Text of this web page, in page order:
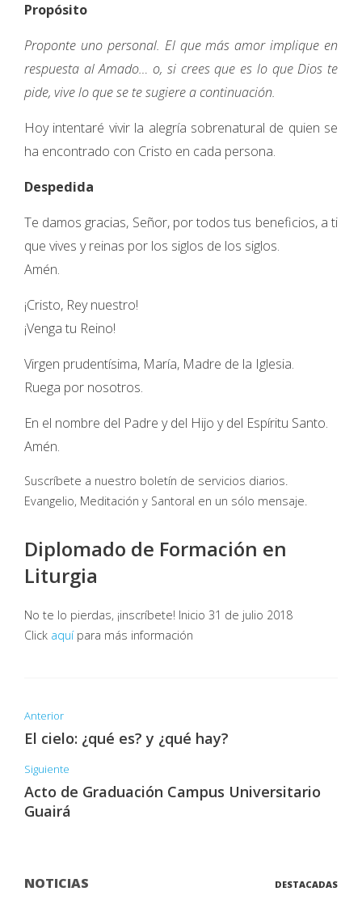
Propósito
Proponte uno personal. El que más amor implique en
respuesta al Amado… o, si crees que es lo que Dios te
pide, vive lo que se te sugiere a continuación.
Hoy intentaré vivir la alegría sobrenatural de quien se
ha encontrado con Cristo en cada persona.
Despedida
Te damos gracias, Señor, por todos tus beneficios, a ti
que vives y reinas por los siglos de los siglos.
Amén.
¡Cristo, Rey nuestro!
¡Venga tu Reino!
Virgen prudentísima, María, Madre de la Iglesia.
Ruega por nosotros.
En el nombre del Padre y del Hijo y del Espíritu Santo.
Amén.
Suscríbete a nuestro boletín de servicios diarios.
Evangelio, Meditación y Santoral en un sólo mensaje.
Diplomado de Formación en
Liturgia
No te lo pierdas, ¡inscríbete! Inicio 31 de julio 2018
Click aquípara más información
Anterior
El cielo: ¿qué es? y ¿qué hay?
Siguiente
Acto de Graduación Campus Universitario
Guairá
NOTICIAS DESTACADAS